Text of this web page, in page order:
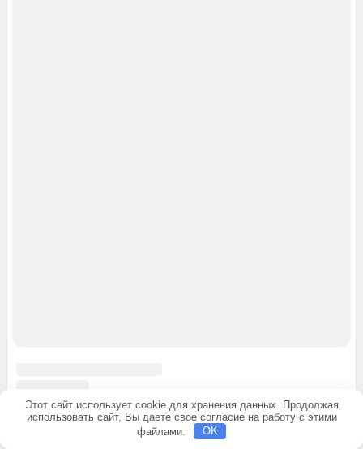
Музыка и аудио
Развлечения
Этот сайт использует cookie для хранения данных. Продолжая
использовать сайт, Вы даете свое согласие на работу с этими
файлами.
OK